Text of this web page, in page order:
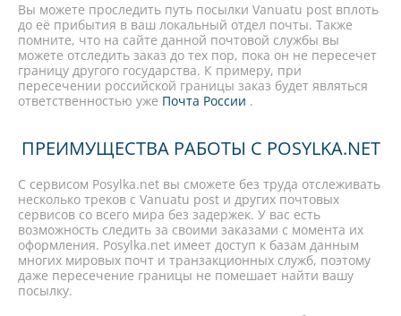
Вы можете проследить путь посылки Vanuatu post вплоть
до её прибытия в ваш локальный отдел почты. Также
помните, что на сайте данной почтовой службы вы
можете отследить заказ до тех пор, пока он не пересечет
границу другого государства. К примеру, при
пересечении российской границы заказ будет являться
ответственностью уже Почта России .
ПРЕИМУЩЕСТВА РАБОТЫ С POSYLKA.NET
С сервисом Posylka.net вы сможете без труда отслеживать
несколько треков с Vanuatu post и других почтовых
сервисов со всего мира без задержек. У вас есть
возможность следить за своими заказами с момента их
оформления. Posylka.net имеет доступ к базам данным
многих мировых почт и транзакционных служб, поэтому
даже пересечение границы не помешает найти вашу
посылку.